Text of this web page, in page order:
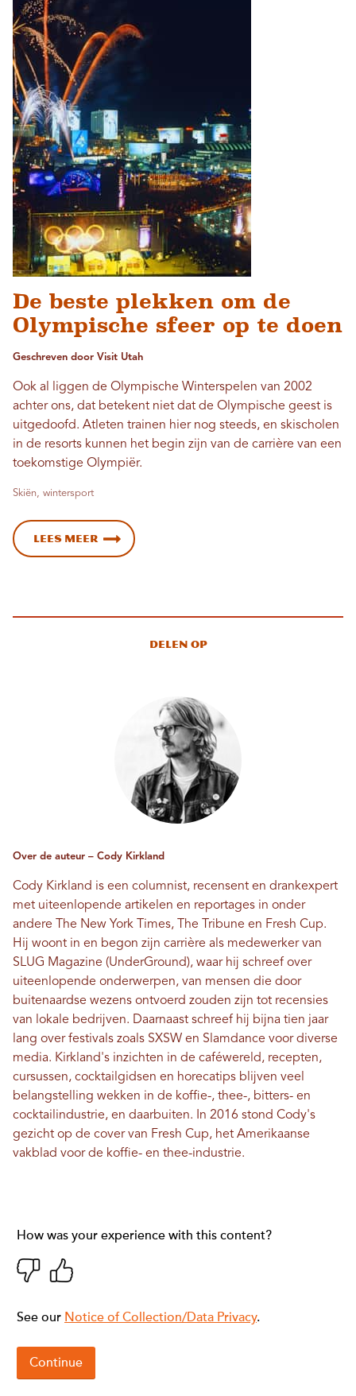
De beste plekken om de
Olympische sfeer op te doen
Geschreven door Visit Utah
Ook al liggen de Olympische Winterspelen van 2002
achter ons, dat betekent niet dat de Olympische geest is
uitgedoofd. Atleten trainen hier nog steeds, en skischolen
in de resorts kunnen het begin zijn van de carrière van een
toekomstige Olympiër.
Skiën, wintersport
Lees meer
Delen op
Over de auteur – Cody Kirkland
Cody Kirkland is een columnist, recensent en drankexpert
met uiteenlopende artikelen en reportages in onder
andere The New York Times, The Tribune en Fresh Cup.
Hij woont in en begon zijn carrière als medewerker van
SLUG Magazine (UnderGround), waar hij schreef over
uiteenlopende onderwerpen, van mensen die door
buitenaardse wezens ontvoerd zouden zijn tot recensies
van lokale bedrijven. Daarnaast schreef hij bijna tien jaar
lang over festivals zoals SXSW en Slamdance voor diverse
media. Kirkland's inzichten in de caféwereld, recepten,
cursussen, cocktailgidsen en horecatips blijven veel
belangstelling wekken in de koffie-, thee-, bitters- en
cocktailindustrie, en daarbuiten. In 2016 stond Cody's
gezicht op de cover van Fresh Cup, het Amerikaanse
vakblad voor de koffie- en thee-industrie.